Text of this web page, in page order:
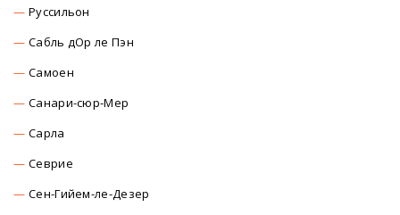
Руссильон
Сабль дОр ле Пэн
Самоен
Санари-сюр-Мер
Сарла
Севрие
Сен-Гийем-ле-Дезер